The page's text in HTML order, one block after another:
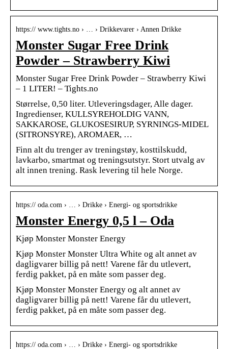
https:// www.tights.no › … › Drikkevarer › Annen Drikke
Monster Sugar Free Drink
Powder – Strawberry Kiwi
Monster Sugar Free Drink Powder – Strawberry Kiwi
– 1 LITER! – Tights.no
Størrelse, 0,50 liter. Utleveringsdager, Alle dager.
Ingredienser, KULLSYREHOLDIG VANN,
SAKKAROSE, GLUKOSESIRUP, SYRNINGS-MIDEL
(SITRONSYRE), AROMAER, …
Finn alt du trenger av treningstøy, kosttilskudd,
lavkarbo, smartmat og treningsutstyr. Stort utvalg av
alt innen trening. Rask levering til hele Norge.
https:// oda.com › … › Drikke › Energi- og sportsdrikke
Monster Energy 0,5 l – Oda
Kjøp Monster Monster Energy
Kjøp Monster Monster Ultra White og alt annet av
dagligvarer billig på nett! Varene får du utlevert,
ferdig pakket, på en måte som passer deg.
Kjøp Monster Monster Energy og alt annet av
dagligvarer billig på nett! Varene får du utlevert,
ferdig pakket, på en måte som passer deg.
https:// oda.com › … › Drikke › Energi- og sportsdrikke